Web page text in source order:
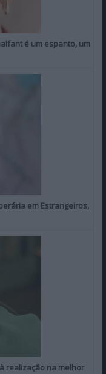
é um espanto, um
em Estrangeiros,
realização na melhor